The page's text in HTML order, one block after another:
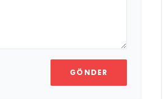
GÖNDER